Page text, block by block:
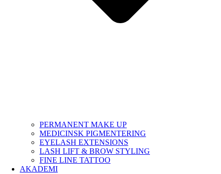
PERMANENT MAKE UP
MEDICINSK PIGMENTERING
EYELASH EXTENSIONS
LASH LIFT & BROW STYLING
FINE LINE TATTOO
AKADEMI